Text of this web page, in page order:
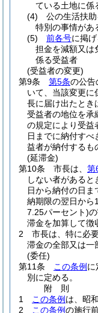
ている土地に係
(4)
公の生活扶
特別の事情があ
(5)
前各号に掲
担金を減額又は
係る受益者
(受益者の変更)
第9条
第5条の公告
いて、当該変更に
長に届け出たとき
受益者の地位を承
の規定により受益
日までに納付す
益者が納付するも
(延滞金)
第10条
市長は、 第
しない者がある
日から納付の日ま
納期限の翌日から
7.25パーセント)
滞金を加算して徴
2
市長は、特に必
滞金の全部又は一
(委任)
第11条
この条例 に
別に定める。
附 則
1
この条例 は、昭
2
この条例の施行